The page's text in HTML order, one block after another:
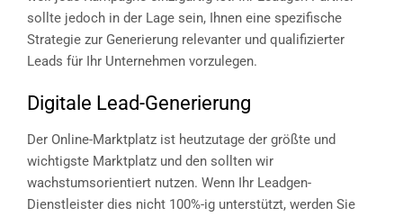
sollte jedoch in der Lage sein, Ihnen eine spezifische
Strategie zur Generierung relevanter und qualifizierter
Leads für Ihr Unternehmen vorzulegen.
Digitale Lead-Generierung
Der Online-Marktplatz ist heutzutage der größte und
wichtigste Marktplatz und den sollten wir
wachstumsorientiert nutzen. Wenn Ihr Leadgen-
Dienstleister dies nicht 100%-ig unterstützt, werden Sie